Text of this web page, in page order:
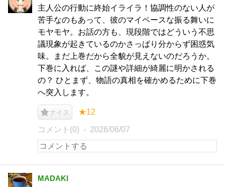
主人公の行動に終始イライラ！協調性のない人が
苦手なのもあって、彼のマイペースな振る舞いに
モヤモヤ。お話の方も、現段階ではどういう不思
議現象が起きているのかさっぱり分からず困惑気
味。まだ上巻だから全貌が見えないのだろうか。
下巻に入れば、この謎や詳細が綺麗に明かされる
の？ ひとまず、物語の真相を確かめるために下巻
へ突入します。
ナイス ★12
コメント(0) 2026/06/07
MADAKI